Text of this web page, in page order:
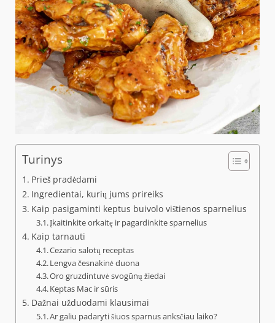
Turinys
Prieš pradėdami
Ingredientai, kurių jums prireiks
Kaip pasigaminti keptus buivolo vištienos sparnelius
Įkaitinkite orkaitę ir pagardinkite sparnelius
Kaip tarnauti
Cezario salotų receptas
Lengva česnakinė duona
Oro gruzdintuvė svogūnų žiedai
Keptas Mac ir sūris
Dažnai užduodami klausimai
Ar galiu padaryti šiuos sparnus anksčiau laiko?